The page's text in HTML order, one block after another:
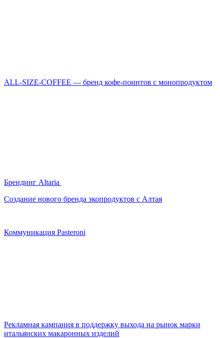
ALL-SIZE-COFFEE — бренд кофе-поинтов с монопродуктом
Брендинг Altaria
Создание нового бренда экопродуктов с Алтая
Коммуникация Pasteroni
Рекламная кампания в поддержку выхода на рынок марки
итальянских макаронных изделий